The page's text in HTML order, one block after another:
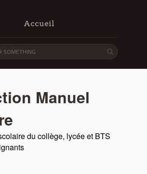
Accueil
Manuel
du collège, lycée et BTS